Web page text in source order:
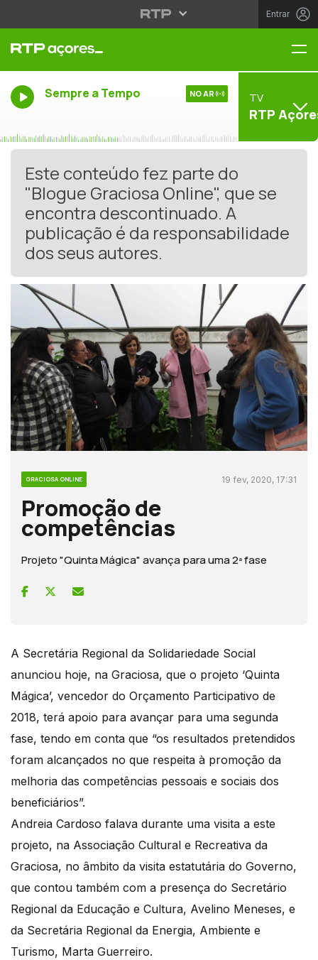
Entrar
Sempre a Tempo NO AR TV
RTP
Este conteúdo fez parte do
"Blogue Graciosa Online", que se
encontra descontinuado. A
publicação é da responsabilidade
dos seus autores.
GRACIOSA ONLINE 19 fev, 2020, 17:31
Promoção de
competências
Projeto "Quinta Mágica" avança para uma 2ª fase
A Secretária Regional da Solidariedade Social
anunciou hoje, na Graciosa, que o projeto ‘Quinta
Mágica’, vencedor do Orçamento Participativo de
2018, terá apoio para avançar para uma segunda
fase, tendo em conta que “os resultados pretendidos
foram alcançados no que respeita à promoção da
melhoria das competências pessoais e sociais dos
beneficiários”.
Andreia Cardoso falava durante uma visita a este
projeto, na Associação Cultural e Recreativa da
Graciosa, no âmbito da visita estatutária do Governo,
que contou também com a presença do Secretário
Regional da Educação e Cultura, Avelino Meneses, e
da Secretária Regional da Energia, Ambiente e
Turismo, Marta Guerreiro.